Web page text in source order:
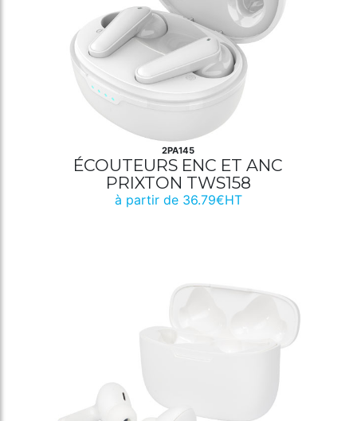
2PA145
ÉCOUTEURS ENC ET ANC
PRIXTON TWS158
à partir de 36.79€HT